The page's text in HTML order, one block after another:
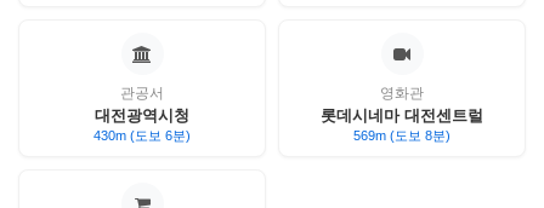
관공서
대전광역시청
430m (도보 6분)
영화관
롯데시네마 대전센트럴
569m (도보 8분)